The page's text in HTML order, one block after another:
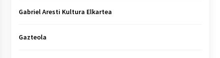
Gabriel Aresti Kultura Elkartea
Gazteola